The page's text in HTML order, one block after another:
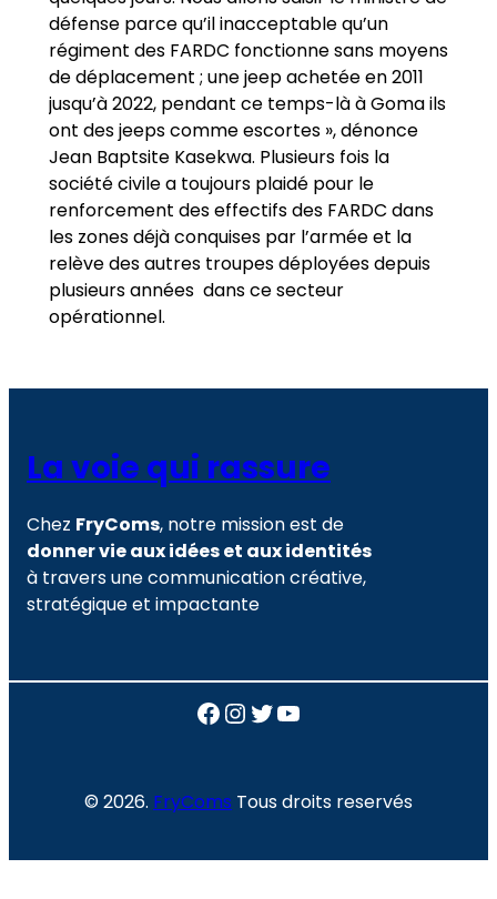
défense parce qu’il inacceptable qu’un
régiment des FARDC fonctionne sans moyens
de déplacement ; une jeep achetée en 2011
jusqu’à 2022, pendant ce temps-là à Goma ils
ont des jeeps comme escortes », dénonce
Jean Baptsite Kasekwa. Plusieurs fois la
société civile a toujours plaidé pour le
renforcement des effectifs des FARDC dans
les zones déjà conquises par l’armée et la
relève des autres troupes déployées depuis
plusieurs années dans ce secteur
opérationnel.
La voie qui rassure
Chez FryComs, notre mission est de
donner vie aux idées et aux identités
à travers une communication créative,
stratégique et impactante
Facebook
Instagram
Twitter
YouTube
© 2026. FryComs Tous droits reservés